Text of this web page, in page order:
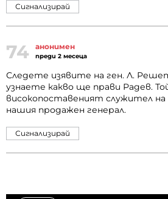
Сигнализирай
74 анонимен
преди 2 месеца
Следете изявите на ген. Л.
узнаете какво ще прави Радев.
високопоставеният служител
нашия продажен генерал.
Сигнализирай